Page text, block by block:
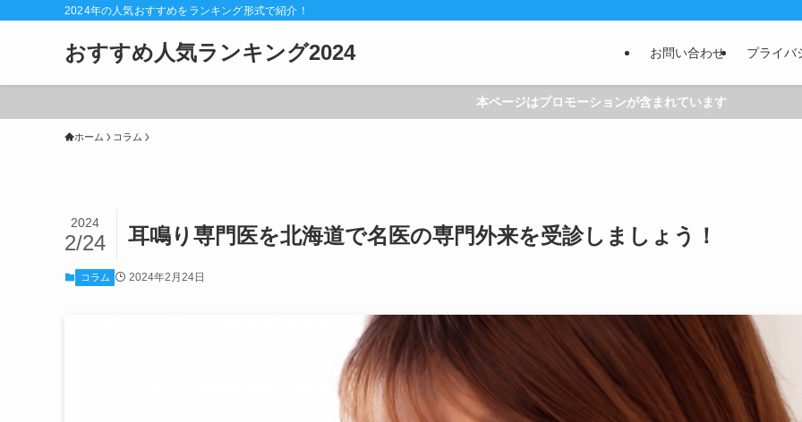
2024年の人気おすすめをランキング形式で紹介！
おすすめ人気ランキング2024 お問い合わせ プライバ
本ページはプロモーションが含まれています
ホーム コラム
耳鳴り専門医を北海道で名医の専門外来を受診しましょう！
2024
2/24
コラム 2024年2月24日